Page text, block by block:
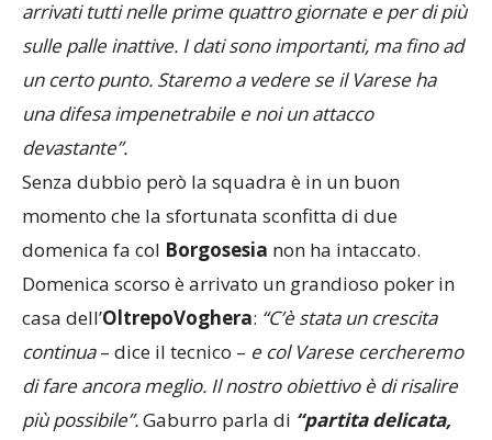
arrivati tutti nelle prime quattro giornate e per di più
sulle palle inattive. I dati sono importanti, ma fino ad
un certo punto. Staremo a vedere se il Varese ha
una difesa impenetrabile e noi un attacco
devastante”.
Senza dubbio però la squadra è in un buon
momento che la sfortunata sconfitta di due
domenica fa col Borgosesia non ha intaccato.
Domenica scorso è arrivato un grandioso poker in
casa dell’OltrepoVoghera: “C’è stata un crescita
continua– dice il tecnico – e col Varese cercheremo
di fare ancora meglio. Il nostro obiettivo è di risalire
più possibile”.Gaburro parla di “partita delicata,